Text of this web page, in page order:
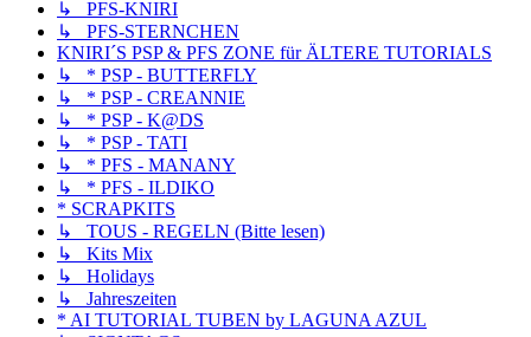
↳ PFS-KNIRI
↳ PFS-STERNCHEN
KNIRI´S PSP & PFS ZONE für ÄLTERE TUTORIALS
↳ * PSP - BUTTERFLY
↳ * PSP - CREANNIE
↳ * PSP - K@DS
↳ * PSP - TATI
↳ * PFS - MANANY
↳ * PFS - ILDIKO
* SCRAPKITS
↳ TOUS - REGELN (Bitte lesen)
↳ Kits Mix
↳ Holidays
↳ Jahreszeiten
* AI TUTORIAL TUBEN by LAGUNA AZUL